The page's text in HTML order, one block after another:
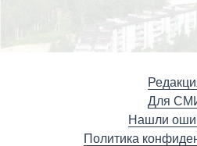
Для
Нашли
Политика